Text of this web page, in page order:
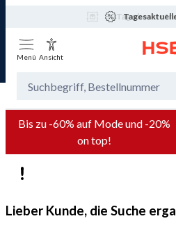
Menü Ansicht
Bis zu -60% auf Mode und -20%
on top!
Lieber Kunde, die Suche